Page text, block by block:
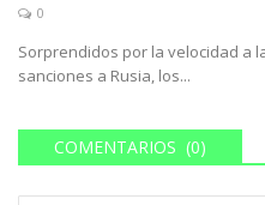
0
Sorprendidos por la velocidad a
sanciones a Rusia, los...
COMENTARIOS (0)